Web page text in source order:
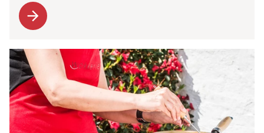
arrow_forward